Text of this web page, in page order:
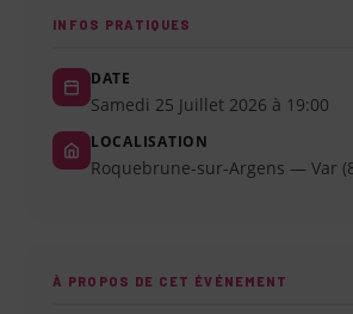
INFOS PRATIQUES
DATE
Samedi 25 Juillet 2026 à 19:00
LOCALISATION
Roquebrune-sur-Argens — Var
À PROPOS DE CET ÉVÉNEMENT